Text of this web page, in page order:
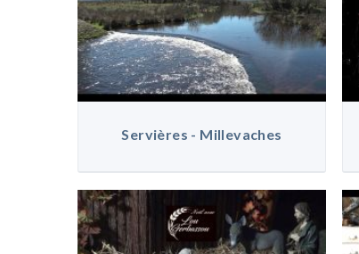
Servières - Millevaches